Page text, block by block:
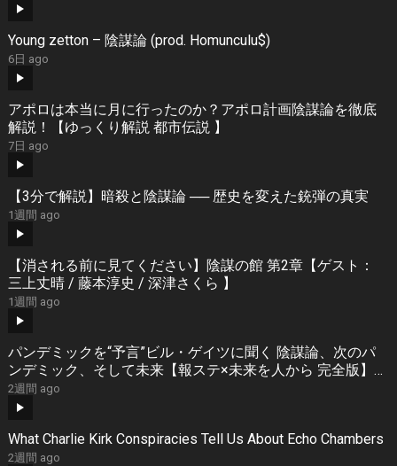
Young zetton – 陰謀論 (prod. Homunculu$)
6日 ago
アポロは本当に月に行ったのか？アポロ計画陰謀論を徹底
解説！【ゆっくり解説 都市伝説 】
7日 ago
【3分で解説】暗殺と陰謀論 ── 歴史を変えた銃弾の真実
1週間 ago
【消される前に見てください】陰謀の館 第2章【ゲスト：
三上丈晴 / 藤本淳史 / 深津さくら 】
1週間 ago
パンデミックを“予言”ビル・ゲイツに聞く 陰謀論、次のパ
ンデミック、そして未来【報ステ×未来を人から 完全版】
【Bill Gates】【未来をここから】
2週間 ago
What Charlie Kirk Conspiracies Tell Us About Echo Chambers
2週間 ago